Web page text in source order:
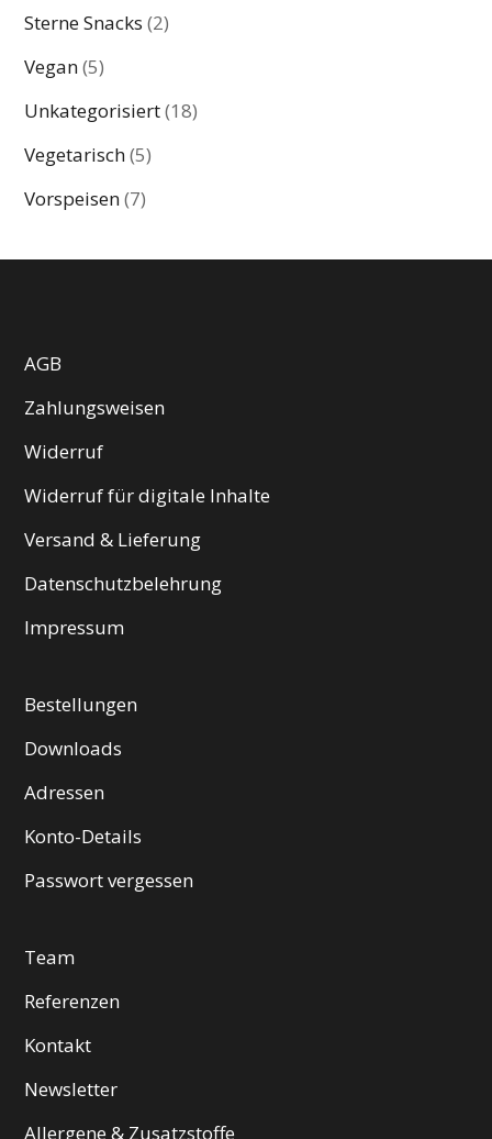
Sterne Snacks (2)
Vegan(5)
Unkategorisiert(18)
Vegetarisch(5)
Vorspeisen(7)
AGB
Zahlungsweisen
Widerruf
Widerruf für digitale Inhalte
Versand & Lieferung
Datenschutzbelehrung
Impressum
Bestellungen
Downloads
Adressen
Konto-Details
Passwort vergessen
Team
Referenzen
Kontakt
Newsletter
Allergene & Zusatzstoffe